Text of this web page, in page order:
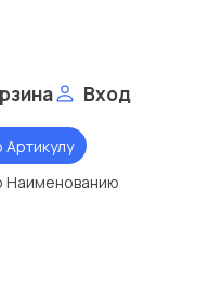
Вход
Артикулу
Наименованию